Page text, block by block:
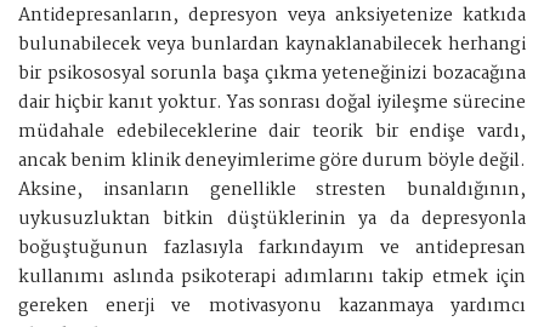
Antidepresanların, depresyon veya anksiyetenize katkıda
bulunabilecek veya bunlardan kaynaklanabilecek herhangi
bir psikososyal sorunla başa çıkma yeteneğinizi bozacağına
dair hiçbir kanıt yoktur. Yas sonrası doğal iyileşme sürecine
müdahale edebileceklerine dair teorik bir endişe vardı,
ancak benim klinik deneyimlerime göre durum böyle değil.
Aksine, insanların genellikle stresten bunaldığının,
uykusuzluktan bitkin düştüklerinin ya da depresyonla
boğuştuğunun fazlasıyla farkındayım ve antidepresan
kullanımı aslında psikoterapi adımlarını takip etmek için
gereken enerji ve motivasyonu kazanmaya yardımcı